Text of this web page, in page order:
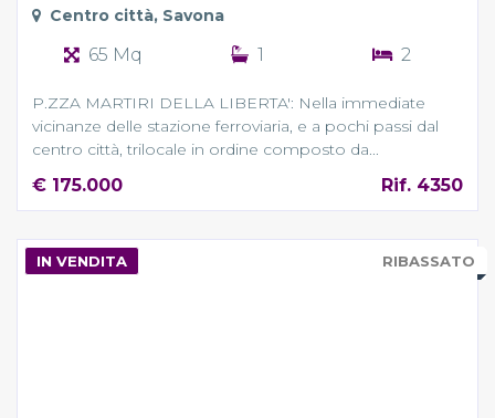
Centro città, Savona
65 Mq 1 2
P.ZZA MARTIRI DELLA LIBERTA': Nella immediate
vicinanze delle stazione ferroviaria, e a pochi passi dal
centro città, trilocale in ordine composto da...
€ 175.000 Rif. 4350
RIBASSATO
IN VENDITA